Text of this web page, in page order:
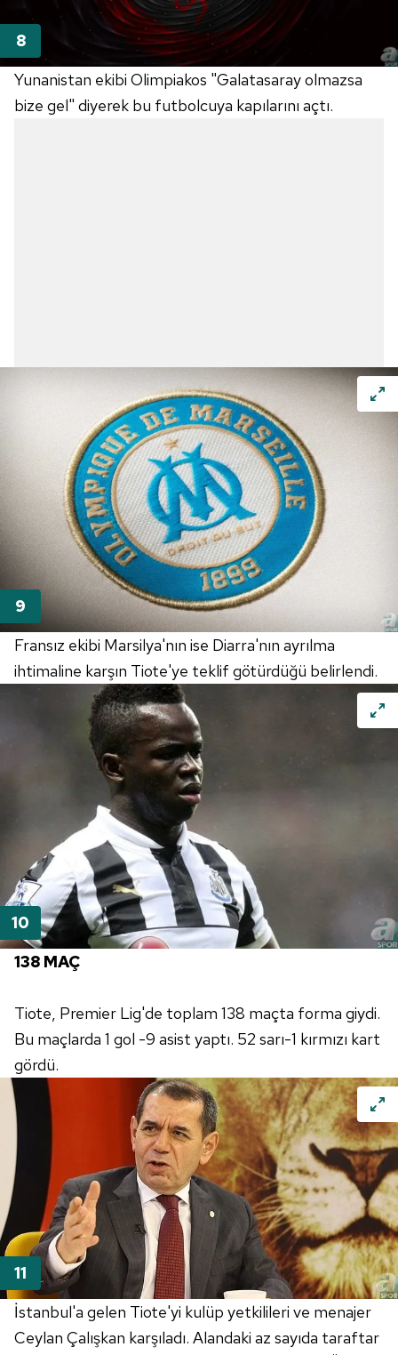
Yunanistan ekibi Olimpiakos "Galatasaray olmazsa
bize gel" diyerek bu futbolcuya kapılarını açtı.
Fransız ekibi Marsilya'nın ise Diarra'nın ayrılma
ihtimaline karşın Tiote'ye teklif götürdüğü belirlendi.
138 MAÇ
Tiote, Premier Lig'de toplam 138 maçta forma giydi.
Bu maçlarda 1 gol -9 asist yaptı. 52 sarı-1 kırmızı kart
gördü.
İstanbul'a gelen Tiote'yi kulüp yetkilileri ve menajer
Ceylan Çalışkan karşıladı. Alandaki az sayıda taraftar